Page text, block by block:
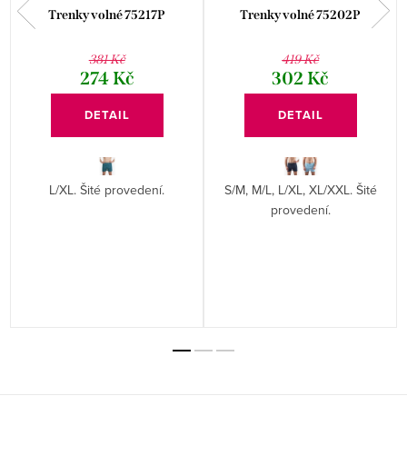
Trenky volné 75217P
381 Kč
274 Kč
DETAIL
L/XL. Šité provedení.
Trenky volné 75202P
419 Kč
302 Kč
DETAIL
S/M, M/L, L/XL, XL/XXL. Šité
provedení.